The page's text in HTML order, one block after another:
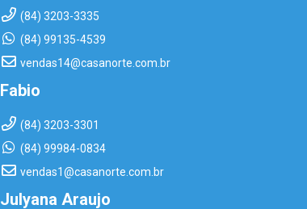
(84) 3203-3335
(84) 99135-4539
vendas14@casanorte.com.br
Fabio
(84) 3203-3301
(84) 99984-0834
vendas1@casanorte.com.br
Julyana Araujo